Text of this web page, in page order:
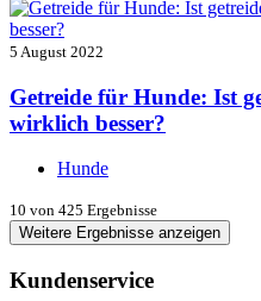
5 August 2022
Getreide für Hunde: Ist
wirklich besser?
Hunde
10 von 425 Ergebnisse
Weitere Ergebnisse anzeigen
Kundenservice